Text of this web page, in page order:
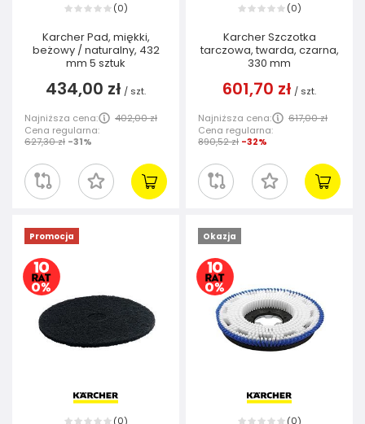
(0)
Karcher Pad, miękki,
beżowy / naturalny, 432
mm 5 sztuk
434,00 zł / szt.
Najniższa cena:
402,00 zł
Cena regularna:
627,30 zł -31%
(0)
Karcher Szczotka
tarczowa, twarda, czarna,
330 mm
601,70 zł / szt.
Najniższa cena:
617,00 zł
Cena regularna:
890,52 zł -32%
Promocja
(0)
Okazja
(0)